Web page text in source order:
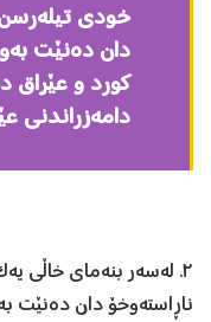
خودی تيلەرسن
دان دەنێت
کورد و عێراق
دامەزراندنی
٢. لەسەر بنەمای خاڵی
ناڕاستەوخۆ دان دەنێت